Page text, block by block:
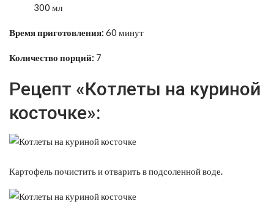
300 мл
Время приготовления: 60 минут
Количество порций: 7
Рецепт «Котлеты на куриной
косточке»:
Картофель почистить и отварить в подсоленной воде.